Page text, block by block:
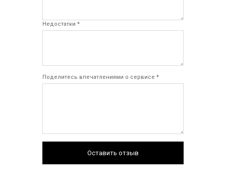
Недостатки *
Поделитесь впечатлениями о сервисе *
Оставить отзыв